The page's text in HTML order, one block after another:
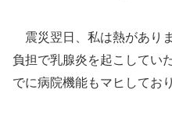
震災翌日、私は熱があり
負担で乳腺炎を起こしてい
でに病院機能もマヒしてお